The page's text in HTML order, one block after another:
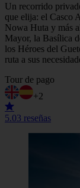
Un recorrido
que elija: el Casco
Nowa Huta y más
Mayor, la Basílica
los Héroes del
ruta a sus
Tour de pago
+2
5.03 reseñas